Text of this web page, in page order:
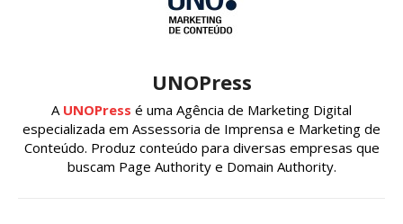
UNOPress
A UNOPress é uma Agência de Marketing Digital
especializada em Assessoria de Imprensa e Marketing de
Conteúdo. Produz conteúdo para diversas empresas que
buscam Page Authority e Domain Authority.